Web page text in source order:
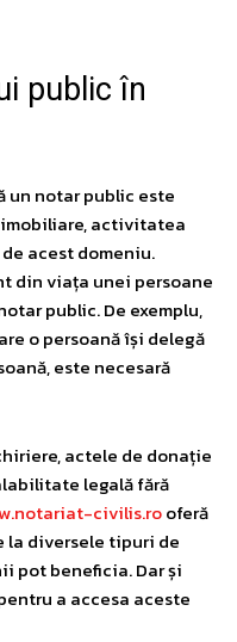
public în
un notar public este
activitatea
acest domeniu.
din viața unei persoane
public. De exemplu,
o persoană își delegă
este necesară
actele de donație
legală fără
civilis.rooferă
la diversele tipuri de
pot beneficia. Dar și
a accesa aceste